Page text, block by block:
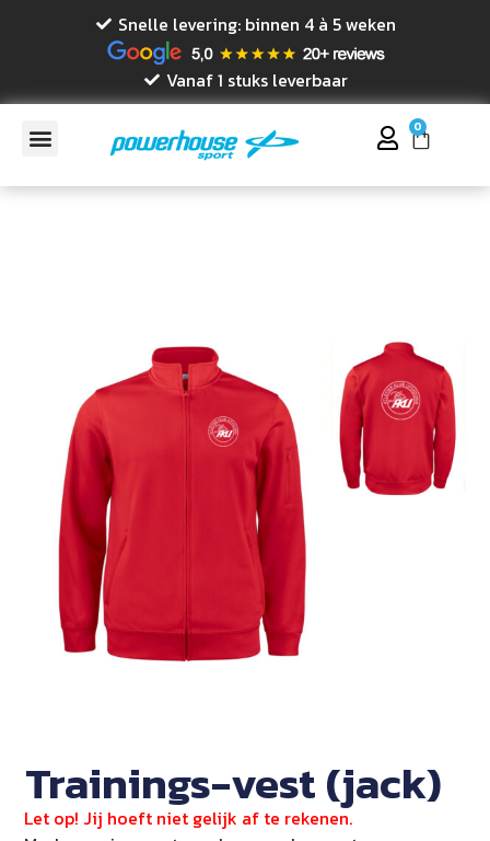
Snelle levering: binnen 4 à 5 weken
Vanaf 1 stuks leverbaar
0
Trainings-vest (jack)
Let op! Jij hoeft niet gelijk af te rekenen.